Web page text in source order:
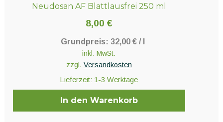
Neudosan AF Blattlausfrei 250 ml
8,00 €
Grundpreis: 32,00€ /
inkl. MwSt.
zzgl. Versandkosten
Lieferzeit: 1-3 Werktage
In den Warenkorb